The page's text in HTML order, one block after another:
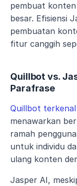
pembuat konten
besar. Efisiensi
pembuatan
fitur canggih
Quillbot vs.
Parafrase
Quillbot
menawarkan
ramah
untuk individu
ulang konten
Jasper AI,